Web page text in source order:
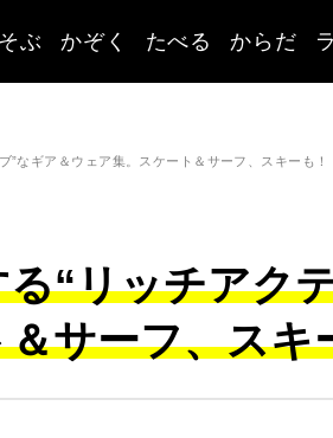
ぶ かぞく たべる からだ
”なギア＆ウェア集。スケート＆サーフ、スキーも！
“リッチアク
サーフ、スキ